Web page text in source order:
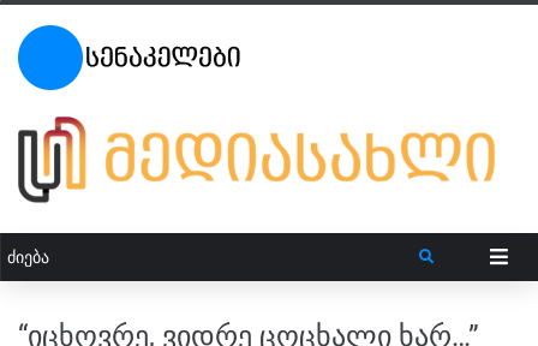
“იცხოვრე, ვიდრე ცოცხალი ხარ…”